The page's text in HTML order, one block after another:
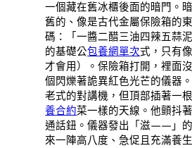
一個藏在舊冰櫃後面的暗門。
舊的、像是古代金屬保險箱的
碼：「一醬二醋三油四辣五蒜
的基礎公包養網單次式，只有
才會用）。保險箱打開，裡面
個閃爍著詭異紅色光芒的儀器
老式的對講機，但頂部插著一
養合約菜一樣的天線。他顫抖
通話鈕。儀器發出「滋——」
來一陣高八度、急促且充滿養